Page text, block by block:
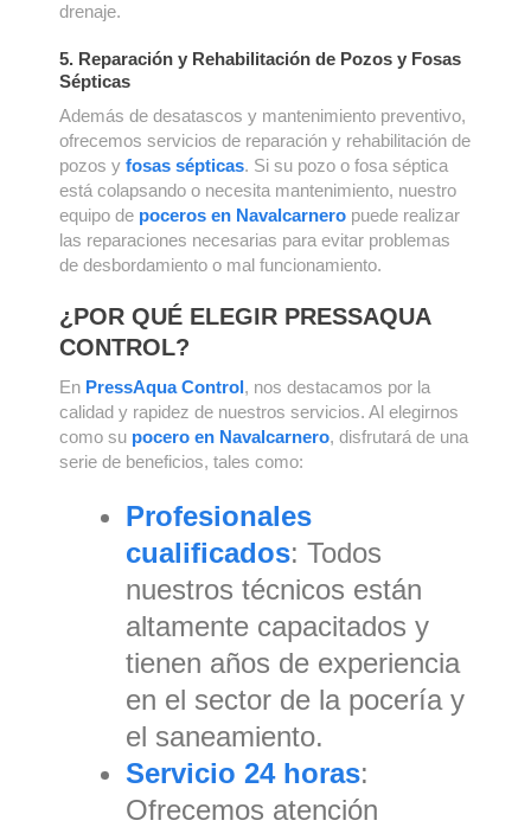
drenaje.
5. Reparación y Rehabilitación de Pozos y Fosas
Sépticas
Además de desatascos y mantenimiento preventivo,
ofrecemos servicios de reparación y rehabilitación de
pozos y fosas sépticas. Si su pozo o fosa séptica
está colapsando o necesita mantenimiento, nuestro
equipo de poceros en Navalcarnero puede realizar
las reparaciones necesarias para evitar problemas
de desbordamiento o mal funcionamiento.
¿POR QUÉ ELEGIR PRESSAQUA
CONTROL?
En PressAqua Control, nos destacamos por la
calidad y rapidez de nuestros servicios. Al elegirnos
como su pocero en Navalcarnero, disfrutará de una
serie de beneficios, tales como:
Profesionales
cualificados: Todos
nuestros técnicos están
altamente capacitados y
tienen años de experiencia
en el sector de la pocería y
el saneamiento.
Servicio 24 horas:
Ofrecemos atención